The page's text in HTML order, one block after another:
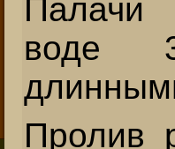
воде
Пролив